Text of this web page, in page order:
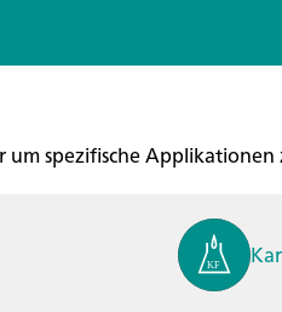
um spezifische Applikationen